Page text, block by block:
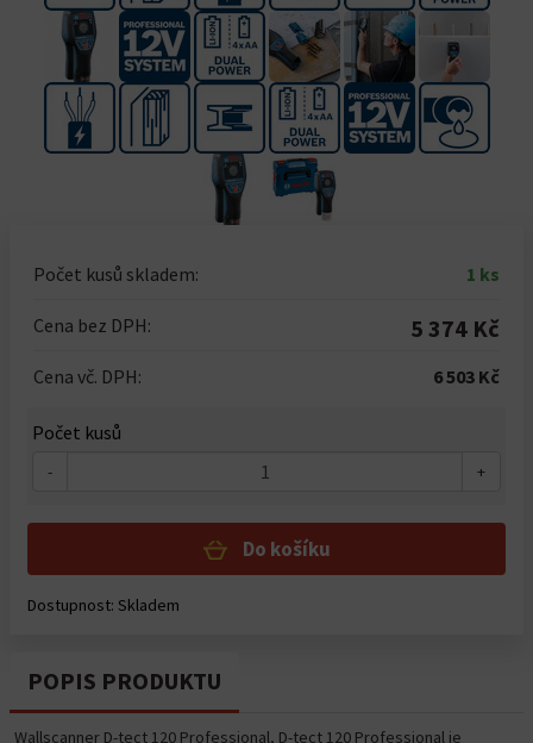
Počet kusů skladem: 1 ks
Cena bez DPH: 5 374 Kč
Cena vč. DPH: 6 503 Kč
Počet kusů
- +
Do košíku
Dostupnost: Skladem
POPIS PRODUKTU
Wallscanner D-tect 120 Professional, D-tect 120 Professional je